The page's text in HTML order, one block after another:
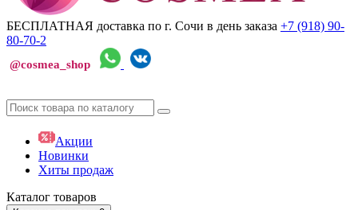
БЕСПЛАТНАЯ доставка по г. Сочи в день заказа +7 (918) 90-
80-70-2
@cosmea_shop
Акции
Новинки
Хиты продаж
Каталог товаров